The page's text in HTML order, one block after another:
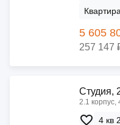
5 605
257 147
Cтудия,
2.1
4 кв